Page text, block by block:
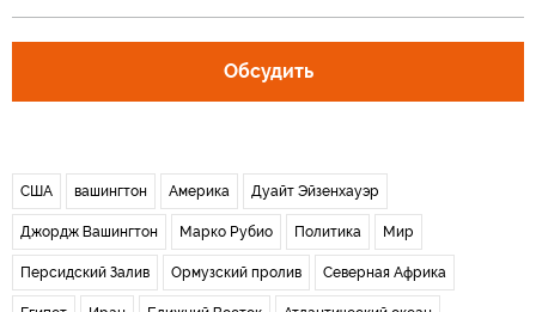
Обсудить
США вашингтон Америка Дуайт Эйзенхауэр
Джордж Вашингтон Марко Рубио Политика Мир
Персидский Залив Ормузский пролив Северная Африка